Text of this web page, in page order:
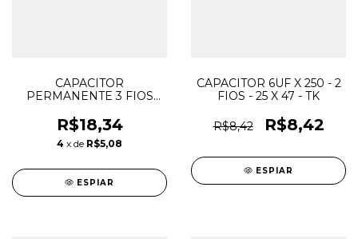
CAPACITOR
PERMANENTE 3 FIOS
CBB60 P/ VENTILADOR
R$18,34
4 x de R$5,08
ESPIAR
CAPACITOR 6UF X 250 - 2
FIOS - 25 X 47 - TK
R$8,42 R$8,42
ESPIAR